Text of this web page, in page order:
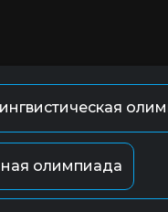
олимпиада